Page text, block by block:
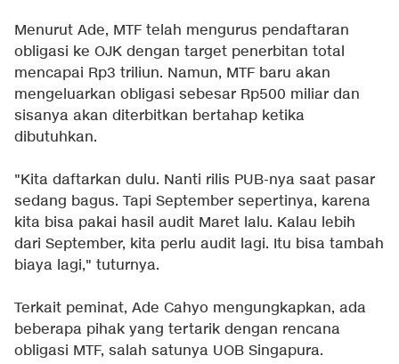
Menurut Ade, MTF telah mengurus pendaftaran
obligasi ke OJK dengan target penerbitan total
mencapai Rp3 triliun. Namun, MTF baru akan
mengeluarkan obligasi sebesar Rp500 miliar dan
sisanya akan diterbitkan bertahap ketika
dibutuhkan.
"Kita daftarkan dulu. Nanti rilis PUB-nya saat pasar
sedang bagus. Tapi September sepertinya, karena
kita bisa pakai hasil audit Maret lalu. Kalau lebih
dari September, kita perlu audit lagi. Itu bisa tambah
biaya lagi," tuturnya.
Terkait peminat, Ade Cahyo mengungkapkan, ada
beberapa pihak yang tertarik dengan rencana
obligasi MTF, salah satunya UOB Singapura.